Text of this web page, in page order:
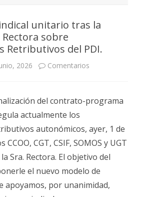
unitario tras la
sobre
Retributivos del PDI.
2026 Comentarios
del contrato-programa
actualmente los
autonómicos, ayer, 1 de
CGT, CSIF, SOMOS y UGT
Sra. Rectora. El objetivo del
el nuevo modelo de
apoyamos, por unanimidad,